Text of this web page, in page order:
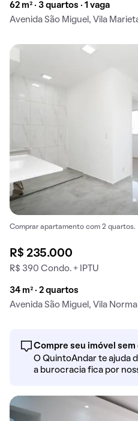
62 m² · 3 quartos · 1 vaga
Avenida São Miguel, Vila
Comprar apartamento com 2 quartos.
R$ 235.000
R$ 390 Condo. + IPTU
34 m² · 2 quartos
Avenida São Miguel, Vila Norma
Compre seu imóvel
O QuintoAndar te ajuda
a burocracia fica por